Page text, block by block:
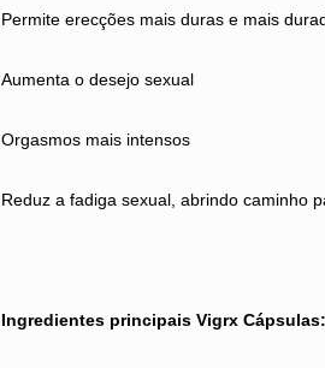
Permite erecções mais duras e mais
Aumenta o desejo sexual
Orgasmos mais intensos
Reduz a fadiga sexual, abrindo caminho
Ingredientes principais Vigrx Cápsulas: